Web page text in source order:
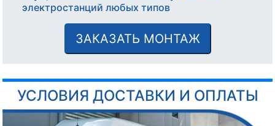
электростанций любых типов
ЗАКАЗАТЬ МОНТАЖ
УСЛОВИЯ ДОСТАВКИ И ОПЛАТЫ